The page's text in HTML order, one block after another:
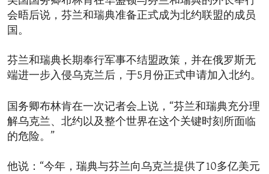
会晤后说，芬兰和瑞典准备正式成为北约联盟的成员
国。
芬兰和瑞典长期奉行军事不结盟政策，并在俄罗斯无
端进一步入侵乌克兰后，于5月份正式申请加入北约。
国务卿布林肯在一次记者会上说，“芬兰和瑞典充分理
解乌克兰、北约以及整个世界在这个关键时刻所面临
的危险。”
他说：“今年，瑞典与芬兰向乌克兰提供了10多亿美元